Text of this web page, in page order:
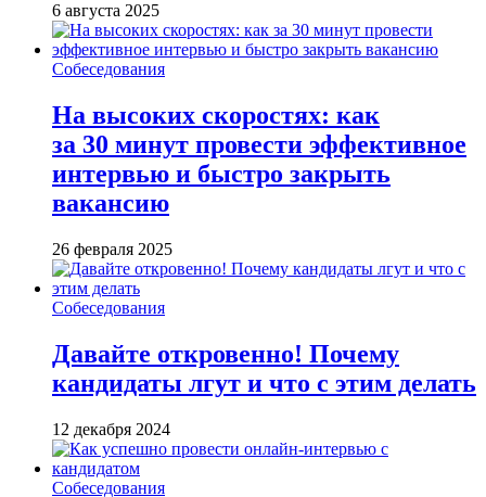
6 августа 2025
Собеседования
На высоких скоростях: как
за 30 минут провести эффективное
интервью и быстро закрыть
вакансию
26 февраля 2025
Собеседования
Давайте откровенно! Почему
кандидаты лгут и что с этим делать
12 декабря 2024
Собеседования